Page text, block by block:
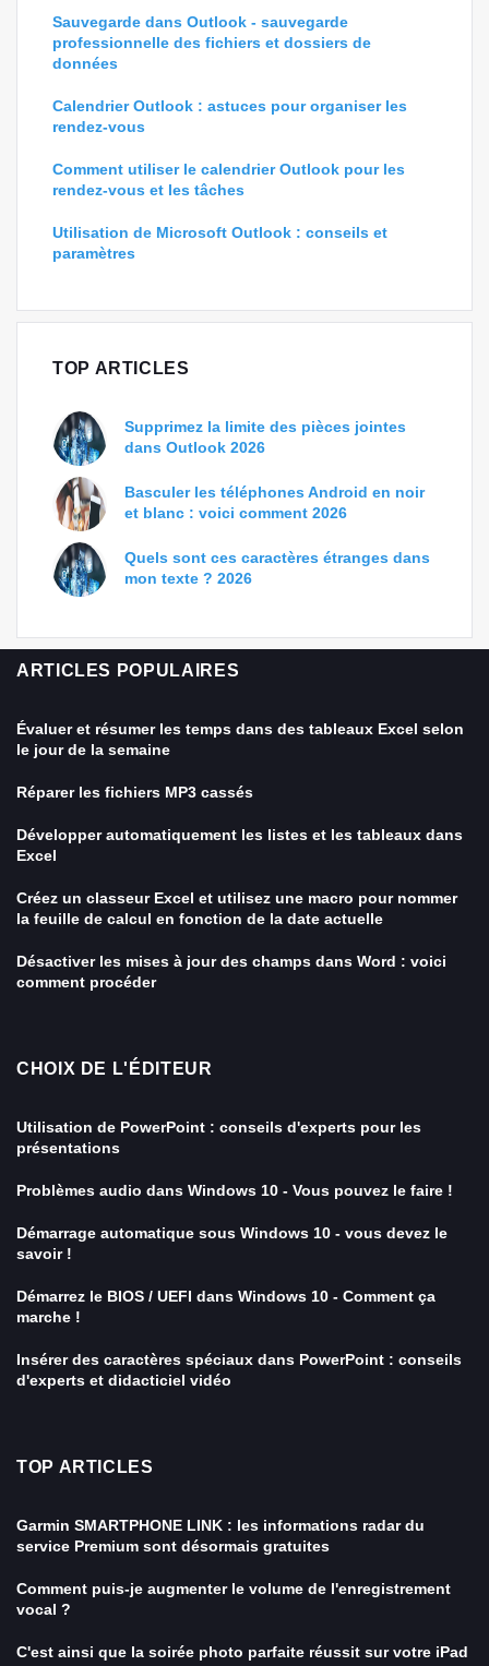
Sauvegarde dans Outlook - sauvegarde
professionnelle des fichiers et dossiers de
données
Calendrier Outlook : astuces pour organiser les
rendez-vous
Comment utiliser le calendrier Outlook pour les
rendez-vous et les tâches
Utilisation de Microsoft Outlook : conseils et
paramètres
TOP ARTICLES
Supprimez la limite des pièces jointes
dans Outlook 2026
Basculer les téléphones Android en noir
et blanc : voici comment 2026
Quels sont ces caractères étranges dans
mon texte ? 2026
ARTICLES POPULAIRES
Évaluer et résumer les temps dans des tableaux Excel selon
le jour de la semaine
Réparer les fichiers MP3 cassés
Développer automatiquement les listes et les tableaux dans
Excel
Créez un classeur Excel et utilisez une macro pour nommer
la feuille de calcul en fonction de la date actuelle
Désactiver les mises à jour des champs dans Word : voici
comment procéder
CHOIX DE L'ÉDITEUR
Utilisation de PowerPoint : conseils d'experts pour les
présentations
Problèmes audio dans Windows 10 - Vous pouvez le faire !
Démarrage automatique sous Windows 10 - vous devez le
savoir !
Démarrez le BIOS / UEFI dans Windows 10 - Comment ça
marche !
Insérer des caractères spéciaux dans PowerPoint : conseils
d'experts et didacticiel vidéo
TOP ARTICLES
Garmin SMARTPHONE LINK : les informations radar du
service Premium sont désormais gratuites
Comment puis-je augmenter le volume de l'enregistrement
vocal ?
C'est ainsi que la soirée photo parfaite réussit sur votre iPad